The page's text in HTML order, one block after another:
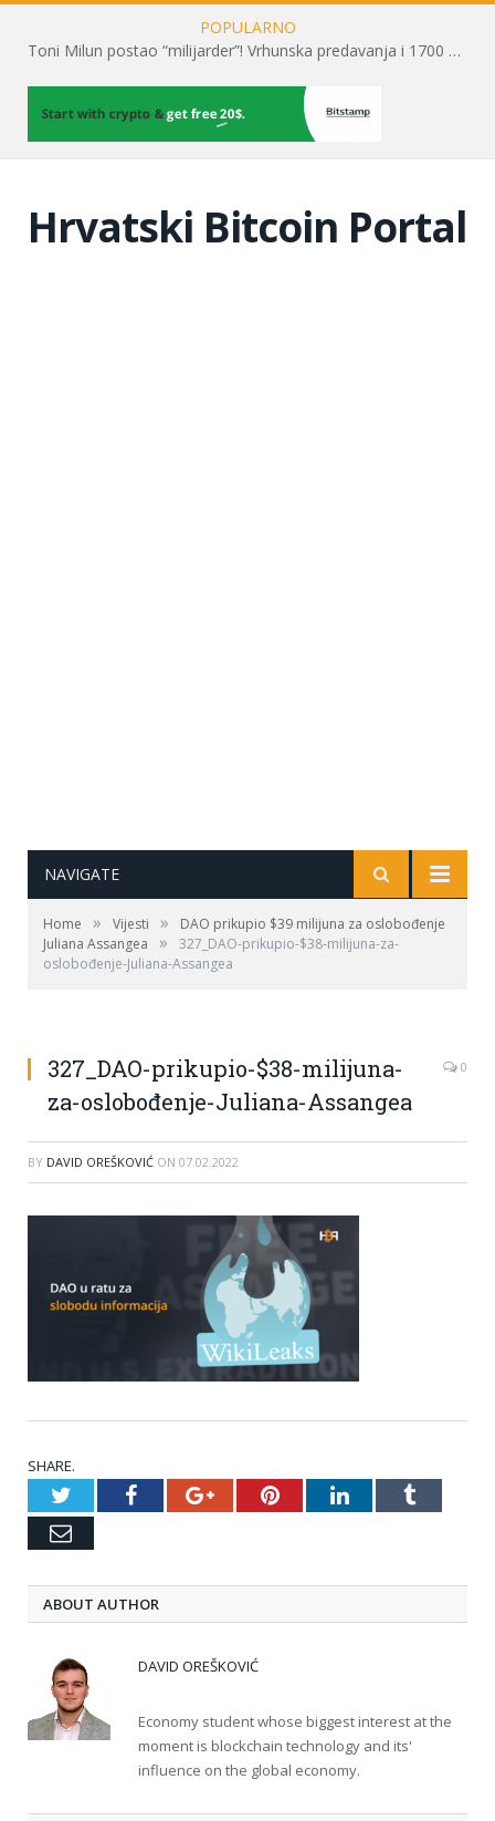
POPULARNO
Toni Milun postao “milijarder”! Vrhunska predavanja i 1700 posjetitelja obilježili su mjesec financijske pismenosti
Hrvatski Bitcoin Portal
NAVIGATE
Home » Vijesti »
DAO prikupio $39 milijuna za oslobođenje
Juliana Assangea
»
327_DAO-prikupio-$38-milijuna-za-
oslobođenje-Juliana-Assangea
327_DAO-prikupio-$38-milijuna-
za-oslobođenje-Juliana-Assangea
0
BY DAVID OREŠKOVIĆ ON 07.02.2022
SHARE.
TwitterFacebookGoogle+PinterestLinkedInTumblr
Email
ABOUT AUTHOR
DAVID OREŠKOVIĆ
Economy student whose biggest interest at the
moment is blockchain technology and its'
influence on the global economy.